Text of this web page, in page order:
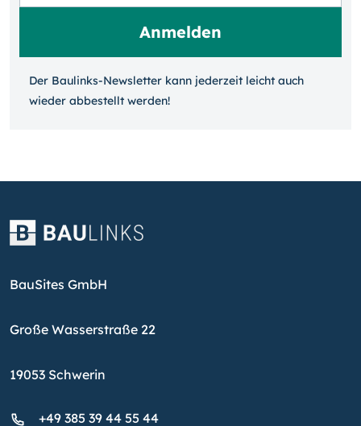
Der Baulinks-Newsletter kann jeder­zeit leicht auch
wieder ab­bestellt werden!
BauSites GmbH
Große Wasserstraße 22
19053 Schwerin
+49 385 39 44 55 44